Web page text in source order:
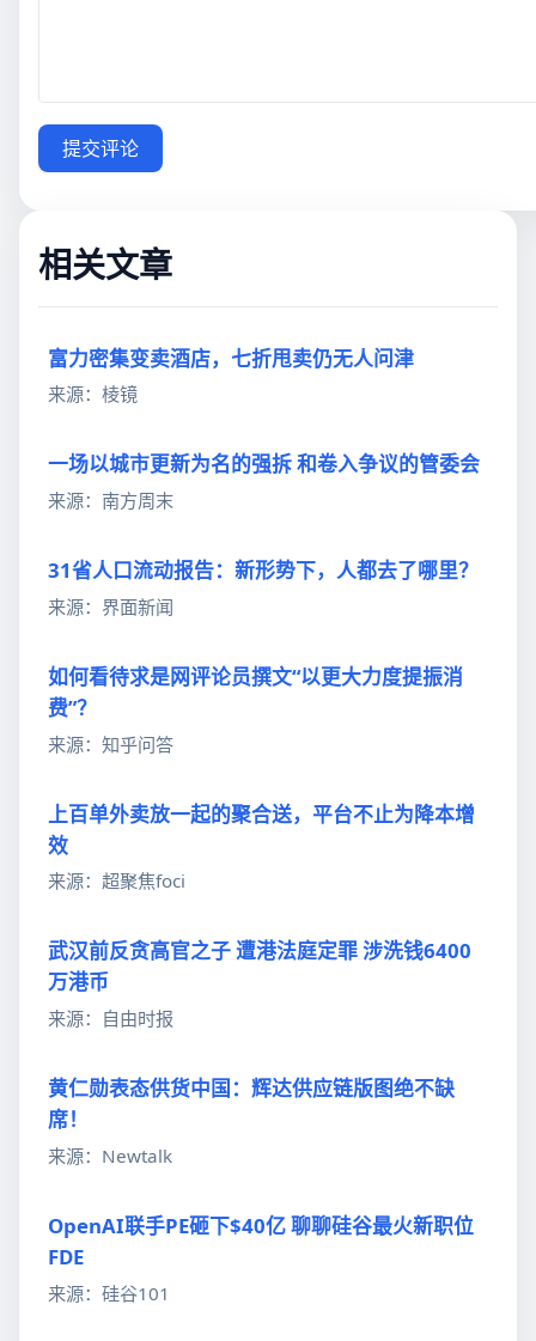
提交评论
相关文章
富力密集变卖酒店，七折甩卖仍无人问津
来源：棱镜
一场以城市更新为名的强拆 和卷入争议的管委会
来源：南方周末
31省人口流动报告：新形势下，人都去了哪里？
来源：界面新闻
如何看待求是网评论员撰文“以更大力度提振消
费”？
来源：知乎问答
上百单外卖放一起的聚合送，平台不止为降本增
效
来源：超聚焦foci
武汉前反贪高官之子 遭港法庭定罪 涉洗钱6400
万港币
来源：自由时报
黄仁勋表态供货中国：辉达供应链版图绝不缺
席！
来源：Newtalk
OpenAI联手PE砸下$40亿 聊聊硅谷最火新职位
FDE
来源：硅谷101